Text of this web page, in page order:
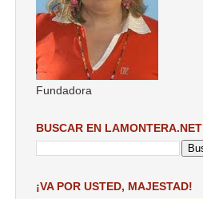
Fundadora
BUSCAR EN LAMONTERA.NET
¡VA POR USTED, MAJESTAD!